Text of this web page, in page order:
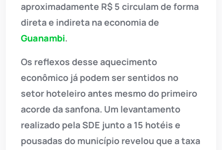
aproximadamente R$ 5 circulam de forma
direta e indireta na economia de
Guanambi.
Os reflexos desse aquecimento
econômico já podem ser sentidos no
setor hoteleiro antes mesmo do primeiro
acorde da sanfona. Um levantamento
realizado pela SDE junto a 15 hotéis e
pousadas do município revelou que a taxa